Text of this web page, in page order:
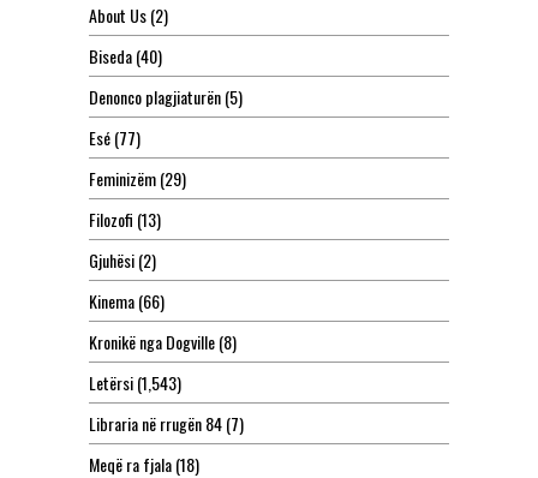
About Us(2)
Biseda(40)
Denonco plagjiaturën(5)
Esé(77)
Feminizëm(29)
Filozofi (13)
Gjuhësi(2)
Kinema(66)
Kronikë nga Dogville(8)
Letërsi(1,543)
Libraria në rrugën 84(7)
Meqë ra fjala(18)